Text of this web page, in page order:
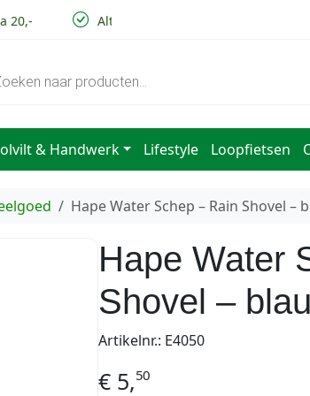
Altijd lage verzendkosten
& Handwerk Lifestyle Loopfietsen
Hape Water Schep – Rain Shovel –
Hape Water
Shovel –
Artikelnr.: E4050
€ 5,50